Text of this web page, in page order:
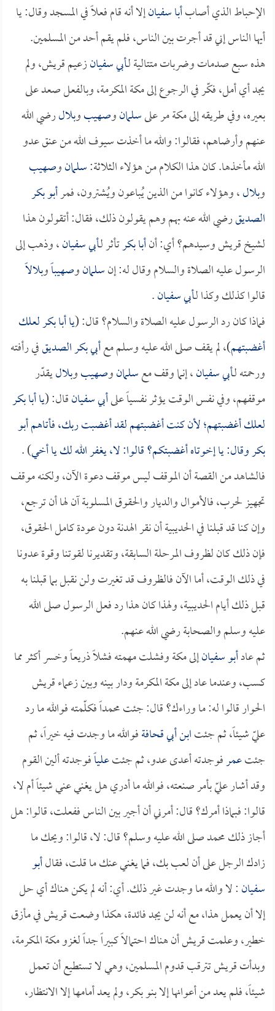
الإحباط الذي أصابأبا سفيانإلا أنه قام فعلاً في المسجد وقال: يا
أيها الناس إني قد أجرت بين الناس، فلم يقم أحد من المسلمين.
هذه سبع صدمات وضربات متتالية لـأبي سفيانزعيم قريش، ولم
يجد أي أمل، فكّر في الرجوع إلى مكة المكرمة، وبالفعل صعد على
بعيره، وفي طريقه إلى مكة مر علىسلمانوصهيبوبلالرضي الله
عنهم وأرضاهم، فقالوا: والله ما أخذت سيوف الله من عنق عدو
الله مأخذها. كان هذا الكلام من هؤلاء الثلاثة:سلمانوصهيب
وبلال، وهؤلاء كانوا من الذين يُباعون ويُشترون، فمرأبو بكر
الصديقرضي الله عنه بهم وهم يقولون ذلك، فقال: أتقولون هذا
لشيخ قريش وسيدهم؟ أي: أنأبا بكرتأثر لـأبي سفيان، وذهب إلى
الرسول عليه الصلاة والسلام وقال له: إنسلمانوصهيباًوبلالاً
قالوا كذلك وكذا لـأبي سفيان.
فماذا كان رد الرسول عليه الصلاة والسلام؟ قال: (ياأبا بكرلعلك
أغضبتهم)، لم يقف صلى الله عليه وسلم معأبي بكر الصديقفي رأفته
ورحمته لـأبي سفيان، إنما وقف معسلمانوصهيبوبلاليقدّر
موقفهم، وفي نفس الوقت يؤثر نفسياً علىأبي سفيانقال: (ياأبا بكر
لعلك أغضبتهم؛ لأن كنت أغضبتهم لقد أغضبت ربك، فأتاهمأبو
بكروقال: يا إخوتاه أغضبتكم؟ قالوا: لا، يغفر الله لك يا أخي) .
فالشاهد من القصة أن الموقف ليس موقف دعوة الآن، ولكنه موقف
تجهيز لحرب، فالأموال والديار والحقوق المسلوبة آن لها أن ترجع،
وإن كنا قد قبلنا في الحديبية أن نقر الهدنة دون عودة كامل الحقوق،
فإن ذلك كان لظروف المرحلة السابقة، وتقديرنا لقوتنا وقوة عدونا
في ذلك الوقت، أما الآن فالظروف قد تغيرت ولن نقبل بما قبلنا به
قبل ذلك أيام الحديبية، ولهذا كان هذا رد فعل الرسول صلى الله
عليه وسلم والصحابة رضي الله عنهم.
ثم عادأبو سفيانإلى مكة وفشلت مهمته فشلاً ذريعاً وخسر أكثر مما
كسب، وعندما عاد إلى مكة المكرمة ودار بينه وبين زعماء قريش
الحوار قالوا له: ما وراءك؟ قال: جئت محمداً فكلّمته فوالله ما رد
عليّ شيئاً، ثم جئتابن أبي قحافةفوالله ما وجدت فيه خيراً، ثم
جئتعمرفوجدته أعدى عدو، ثم جئتعلياًفوجدته ألين القوم
وقد أشار عليّ بأمر صنعته، فوالله ما أدري هل يغني عني شيئاً أم لا،
قالوا: فبماذا أمرك؟ قال: أمرني أن أجير بين الناس ففعلت، قالوا: هل
أجاز ذلك محمد صلى الله عليه وسلم؟ قال: لا، قالوا: ويحك ما
زادك الرجل على أن لعب بك، فما يغني عنك ما قلت، فقالأبو
سفيان: لا والله ما وجدت غير ذلك. أي: أنه لم يكن هناك أي حل
إلا أن يعمل هذا، مع أنه لن يجد فائدة، هكذا وضعت قريش في مأزق
خطير، وعلمت قريش أن هناك احتمالاً كبيراً جداً لغزو مكة المكرمة،
وبدأت قريش تترقب قدوم المسلمين، وهي لا تستطيع أن تعمل
شيئاً، فلم يعد من أعوانها إلا بنو بكر، ولم يعد أمامها إلا الانتظار،